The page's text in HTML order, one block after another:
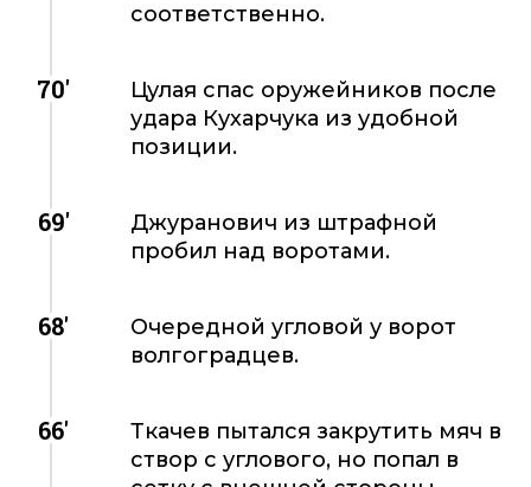
соответственно.
70'
Цулая спас оружейников после
удара Кухарчука из удобной
позиции.
69'
Джуранович из штрафной
пробил над воротами.
68'
Очередной угловой у ворот
волгоградцев.
66'
Ткачев пытался закрутить мяч в
створ с углового, но попал в